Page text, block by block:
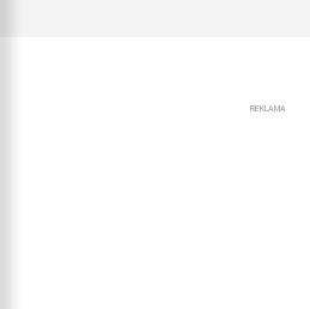
REKLAMA